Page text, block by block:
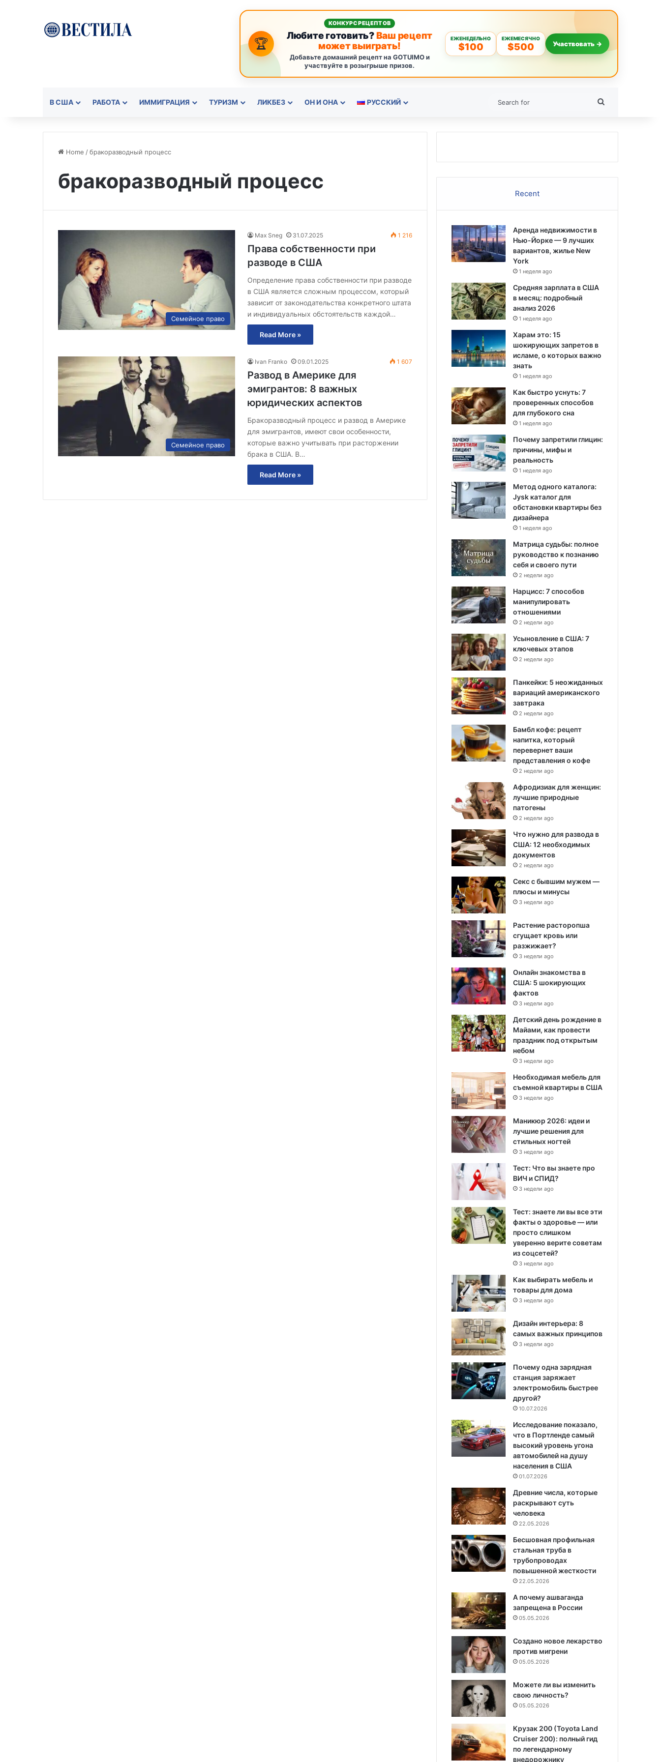
🏆
КОНКУРС РЕЦЕПТОВ
Любите готовить?Ваш рецепт
может выиграть!
Добавьте домашний рецепт на GOTUIMO и
участвуйте в розыгрыше призов.
ЕЖЕНЕДЕЛЬНО
$100
ЕЖЕМЕСЯЧНО
$500 Участвовать →
В США РАБОТА ИММИГРАЦИЯ ТУРИЗМ ЛИКБЕЗ ОН И ОНА РУССКИЙ
Home /бракоразводный процесс
бракоразводный процесс
Семейное право
Max Sneg 31.07.2025 1 216
Права собственности при
разводе в США
Определение права собственности при разводе
в США является сложным процессом, который
зависит от законодательства конкретного штата
и индивидуальных обстоятельств каждой…
Read More »
Семейное право
Ivan Franko 09.01.2025 1 607
Развод в Америке для
эмигрантов: 8 важных
юридических аспектов
Бракоразводный процесс и развод в Америке
для эмигрантов, имеют свои особенности,
которые важно учитывать при расторжении
брака в США. В…
Read More »
Recent
Аренда недвижимости в
Нью-Йорке — 9 лучших
вариантов, жилье New
York
1 неделя ago
Средняя зарплата в США
в месяц: подробный
анализ 2026
1 неделя ago
Харам это: 15
шокирующих запретов в
исламе, о которых важно
знать
1 неделя ago
Как быстро уснуть: 7
проверенных способов
для глубокого сна
1 неделя ago
Почему запретили глицин:
причины, мифы и
реальность
1 неделя ago
Метод одного каталога:
Jysk каталог для
обстановки квартиры без
дизайнера
1 неделя ago
Матрица судьбы: полное
руководство к познанию
себя и своего пути
2 недели ago
Нарцисс: 7 способов
манипулировать
отношениями
2 недели ago
Усыновление в США: 7
ключевых этапов
2 недели ago
Панкейки: 5 неожиданных
вариаций американского
завтрака
2 недели ago
Бамбл кофе: рецепт
напитка, который
перевернет ваши
представления о кофе
2 недели ago
Афродизиак для женщин:
лучшие природные
патогены
2 недели ago
Что нужно для развода в
США: 12 необходимых
документов
2 недели ago
Секс с бывшим мужем —
плюсы и минусы
3 недели ago
Растение расторопша
сгущает кровь или
разжижает?
3 недели ago
Онлайн знакомства в
США: 5 шокирующих
фактов
3 недели ago
Детский день рождение в
Майами, как провести
праздник под открытым
небом
3 недели ago
Необходимая мебель для
съемной квартиры в США
3 недели ago
Маникюр 2026: идеи и
лучшие решения для
стильных ногтей
3 недели ago
Тест: Что вы знаете про
ВИЧ и СПИД?
3 недели ago
Тест: знаете ли вы все эти
факты о здоровье — или
просто слишком
уверенно верите советам
из соцсетей?
3 недели ago
Как выбирать мебель и
товары для дома
3 недели ago
Дизайн интерьера: 8
самых важных принципов
3 недели ago
Почему одна зарядная
станция заряжает
электромобиль быстрее
другой?
10.07.2026
Исследование показало,
что в Портленде самый
высокий уровень угона
автомобилей на душу
населения в США
01.07.2026
Древние числа, которые
раскрывают суть
человека
22.05.2026
Бесшовная профильная
стальная труба в
трубопроводах
повышенной жесткости
22.05.2026
А почему ашваганда
запрещена в России
05.05.2026
Создано новое лекарство
против мигрени
05.05.2026
Можете ли вы изменить
свою личность?
05.05.2026
Крузак 200 (Toyota Land
Cruiser 200): полный гид
по легендарному
внедорожнику